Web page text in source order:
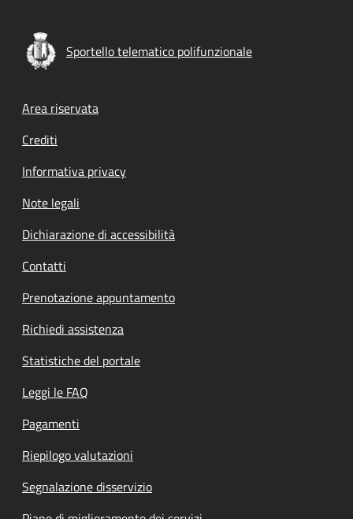
Sportello telematico polifunzionale
Footer menu
Area riservata
Crediti
Informativa privacy
Note legali
Dichiarazione di accessibilità
Contatti
Prenotazione appuntamento
Richiedi assistenza
Statistiche del portale
Leggi le FAQ
Pagamenti
Riepilogo valutazioni
Segnalazione disservizio